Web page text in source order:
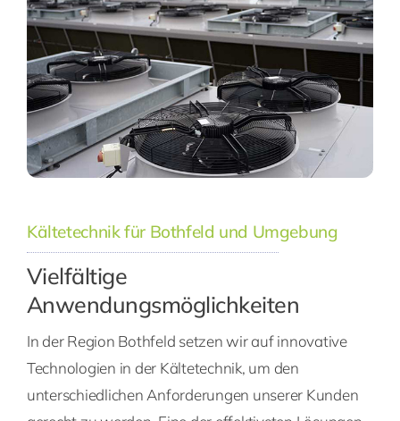
Kältetechnik für Bothfeld und Umgebung
Vielfältige
Anwendungsmöglichkeiten
In der Region Bothfeld setzen wir auf innovative
Technologien in der Kältetechnik, um den
unterschiedlichen Anforderungen unserer Kunden